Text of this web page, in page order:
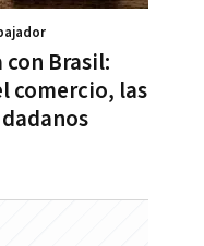
Brasil:
comercio, las